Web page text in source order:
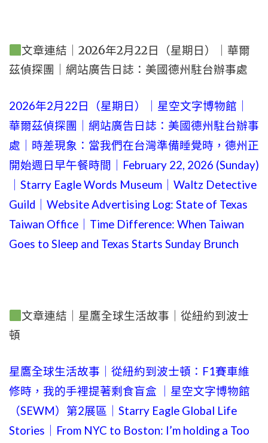
文章連結｜2026年2月22日（星期日）｜華爾
茲偵探團｜網站廣告日誌：美國德州駐台辦事處
2026年2月22日（星期日）｜星空文字博物館｜
華爾茲偵探團｜網站廣告日誌：美國德州駐台辦事
處｜時差現象：當我們在台灣準備睡覺時，德州正
開始週日早午餐時間｜February 22, 2026 (Sunday)
｜Starry Eagle Words Museum｜Waltz Detective
Guild｜Website Advertising Log: State of Texas
Taiwan Office｜Time Difference: When Taiwan
Goes to Sleep and Texas Starts Sunday Brunch
文章連結｜星鷹全球生活故事｜從紐約到波士
頓
星鷹全球生活故事｜從紐約到波士頓：F1賽車維
修時，我的手裡提著剩食盲盒 ｜星空文字博物館
（SEWM）第2展區｜Starry Eagle Global Life
Stories｜From NYC to Boston: I’m holding a Too